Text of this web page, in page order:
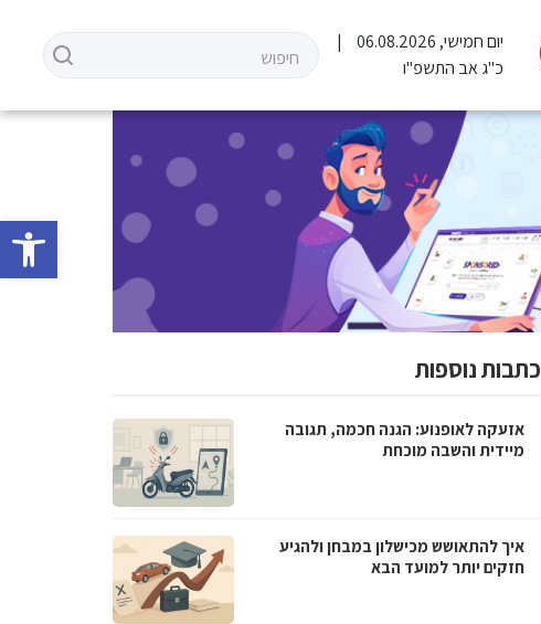
פתח
יום חמישי, 06.08.2026
כ"ג אב התשפ"ו
כתבות נוספות
אזעקה לאופנוע: הגנה חכמה, תגובה
מיידית והשבה מוכחת
איך להתאושש מכישלון במבחן ולהגיע
חזקים יותר למועד הבא